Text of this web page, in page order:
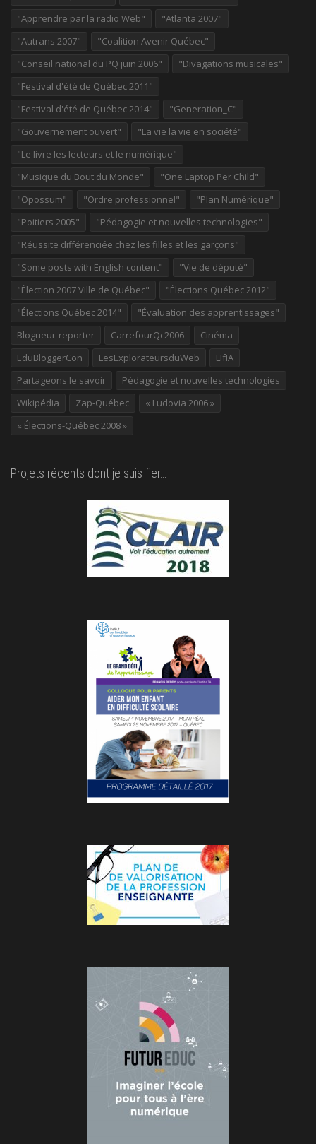
"Apprendre par la radio Web"
"Atlanta 2007"
"Autrans 2007"
"Coalition Avenir Québec"
"Conseil national du PQ juin 2006"
"Divagations musicales"
"Festival d'été de Québec 2011"
"Festival d'été de Québec 2014"
"Generation_C"
"Gouvernement ouvert"
"La vie la vie en société"
"Le livre les lecteurs et le numérique"
"Musique du Bout du Monde"
"One Laptop Per Child"
"Opossum"
"Ordre professionnel"
"Plan Numérique"
"Poitiers 2005"
"Pédagogie et nouvelles technologies"
"Réussite différenciée chez les filles et les garçons"
"Some posts with English content"
"Vie de député"
"Élection 2007 Ville de Québec"
"Élections Québec 2012"
"Élections Québec 2014"
"Évaluation des apprentissages"
Blogueur-reporter
CarrefourQc2006
Cinéma
EduBloggerCon
LesExplorateursduWeb
LIfIA
Partageons le savoir
Pédagogie et nouvelles technologies
Wikipédia
Zap-Québec
« Ludovia 2006 »
« Élections-Québec 2008 »
Projets récents dont je suis fier…